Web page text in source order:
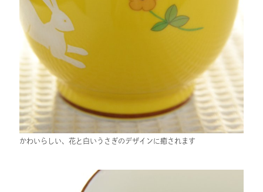
かわいらしい、花と白いうさぎのデザインに癒されます